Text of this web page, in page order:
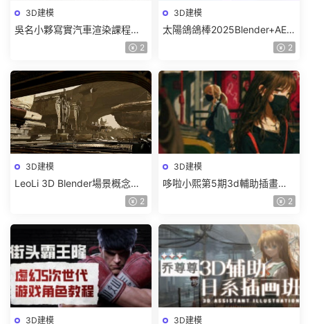
3D建模
吳名小夥寫實汽車渲染課程
2025年結課C4D+OC【畫質高
2
3D建模
太陽鴿鴿棒2025Blender+AE
超級修煉指南【畫質高清有部2
3D建模
LeoLi 3D Blender場景概念設
計班第6期2023年【畫質高清2
3D建模
哆啦小熙第5期3d輔助插畫班
2023年【畫質不錯有大部分素
2
3D建模 3D建模